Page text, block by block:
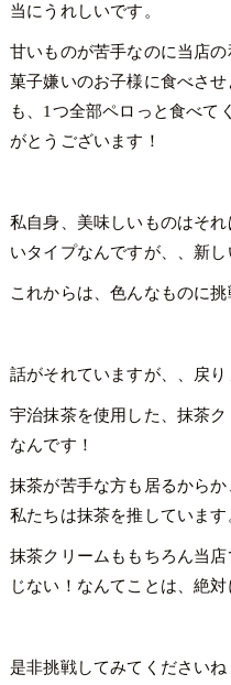
当にうれしいです。
甘いものが苦手なのに当店
菓子嫌いのお子様に食べさ
も、1つ全部ペロっと食べて
がとうございます！
私自身、美味しいものはそ
いタイプなんですが、、新
これからは、色んなものに
話がそれていますが、、戻り
宇治抹茶を使用した、抹茶
なんです！
抹茶が苦手な方も居るからか
私たちは抹茶を推しています
抹茶クリームももちろん当
じない！なんてことは、絶対
是非挑戦してみてくださいね